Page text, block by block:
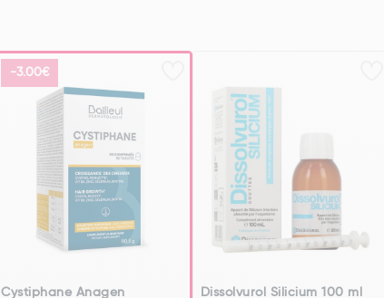
-3.00€
Cystiphane Anagen
Dissolvurol Silicium 100 ml